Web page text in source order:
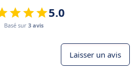
5.0
Basé sur 3 avis
Laisser un avis